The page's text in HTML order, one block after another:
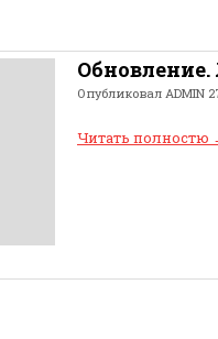
Опубликовал ADMIN
Читать полностю